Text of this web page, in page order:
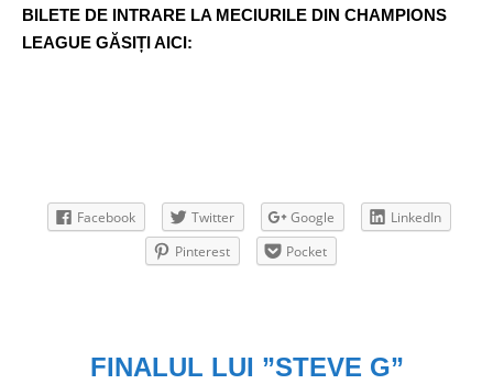
BILETE DE INTRARE LA MECIURILE DIN CHAMPIONS
LEAGUE GĂSIȚI AICI:
Facebook Twitter Google
LinkedIn
Pinterest
Pocket
FINALUL LUI ”STEVE G”